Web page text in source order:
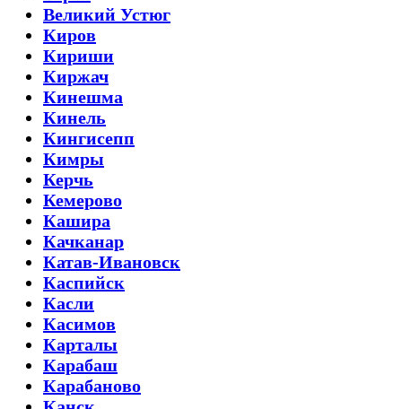
Великий Устюг
Киров
Кириши
Киржач
Кинешма
Кинель
Кингисепп
Кимры
Керчь
Кемерово
Кашира
Качканар
Катав-Ивановск
Каспийск
Касли
Касимов
Карталы
Карабаш
Карабаново